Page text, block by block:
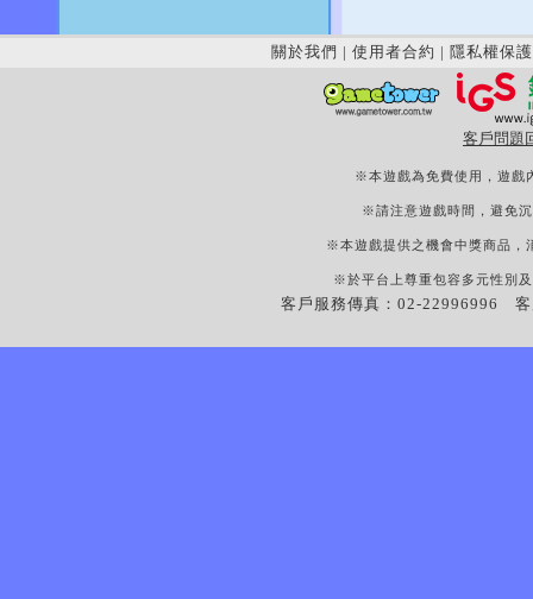
關於我們 | 使用者合約 | 隱私權保護
客戶問題
※本遊戲為免費使用，遊戲
※請注意遊戲時間，避免
※本遊戲提供之機會中獎商品，
※於平台上尊重包容多元性別
客戶服務傳真：02-22996996 客